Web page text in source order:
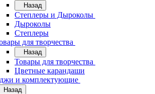
Назад
Степлеры и Дыроколы
Дыроколы
Степлеры
для творчества
Назад
Товары для творчества
Цветные карандаши
и комплектующие
Назад